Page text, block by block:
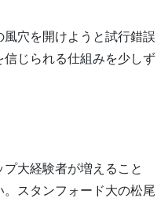
穴を開けようと試行錯誤
信じられる仕組みを少しず
大経験者が増えること
スタンフォード大の松尾